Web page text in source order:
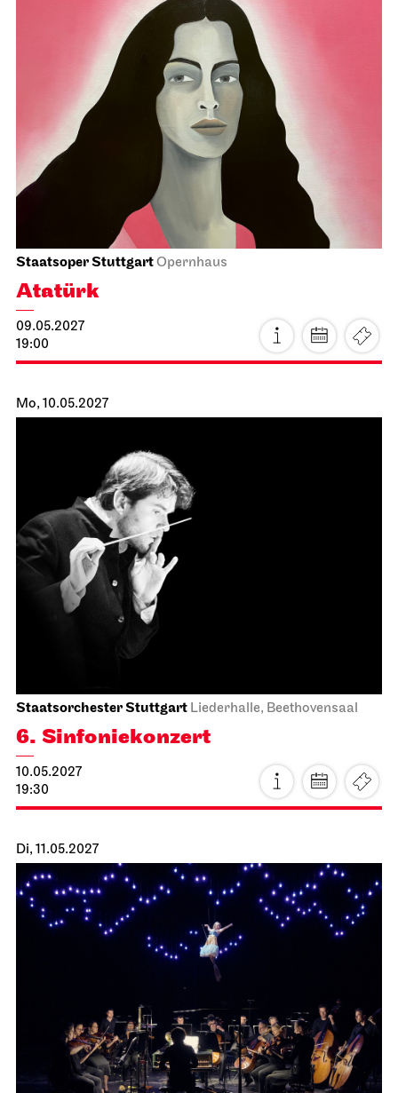
Einführungs­matinee: Der
Rosenkavalier
11:00 - 12:30
JOiN-Konzert
18.04.2027
11:00
Stuttgarter Ballett Schauspielhaus
Ballettabend
CREATIONS XVI – XIX